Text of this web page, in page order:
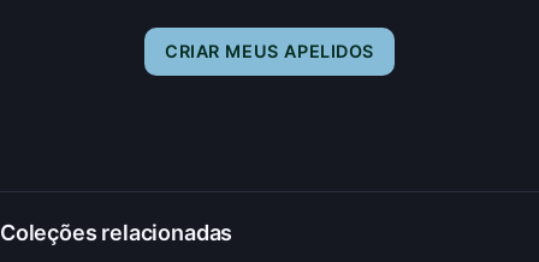
CRIAR MEUS APELIDOS
Coleções relacionadas